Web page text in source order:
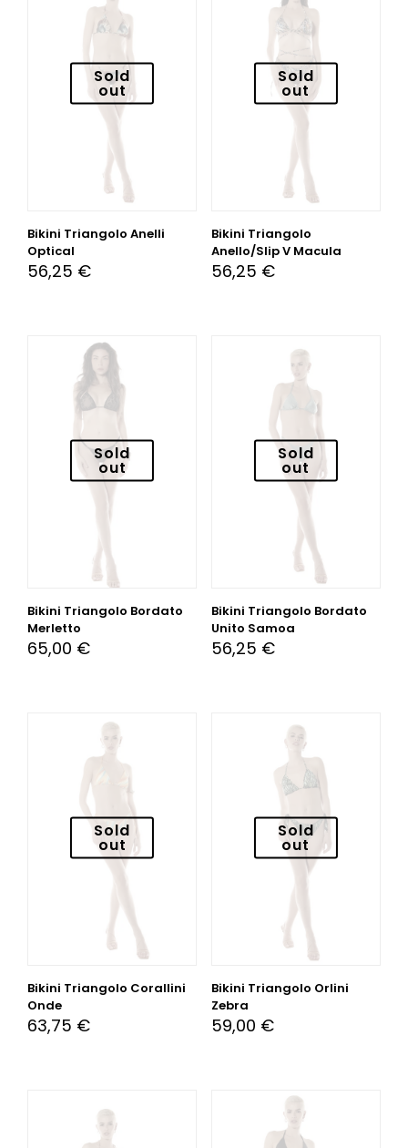
Sold
out
Bikini Triangolo Anelli
Optical
56,25 €
Sold
out
Bikini Triangolo
Anello/Slip V Macula
56,25 €
Sold
out
Bikini Triangolo Bordato
Merletto
65,00 €
Sold
out
Bikini Triangolo Bordato
Unito Samoa
56,25 €
Sold
out
Bikini Triangolo Corallini
Onde
63,75 €
Sold
out
Bikini Triangolo Orlini
Zebra
59,00 €